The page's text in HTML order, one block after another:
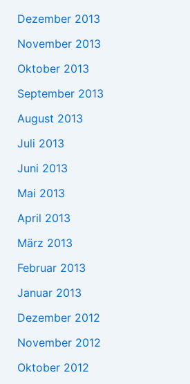
Dezember 2013
November 2013
Oktober 2013
September 2013
August 2013
Juli 2013
Juni 2013
Mai 2013
April 2013
März 2013
Februar 2013
Januar 2013
Dezember 2012
November 2012
Oktober 2012